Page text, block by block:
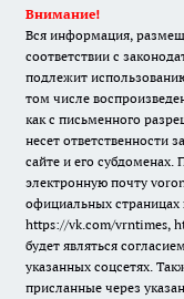
Внимание!
Вся информация,
соответствии с
подлежит
том числе
как с письменного
несет ответственности
сайте и его
электронную почту
официальных страницах
https://vk.com/vrntimes,
будет являться
указанных соцсетях.
присланные через